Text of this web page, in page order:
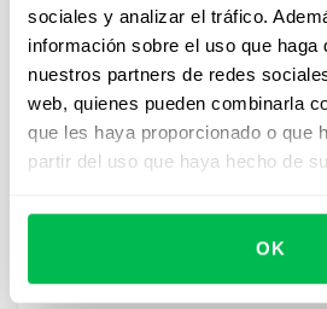
sociales y analizar el tráfico.
información sobre el uso que haga
nuestros partners de redes
web, quienes pueden combinarla
que les haya proporcionado o que
partir del uso que haya hecho de
OK
2023-08-21
Preincorporación: un
una experiencia del
entre la aceptación del puesto
incorporación del empleado.